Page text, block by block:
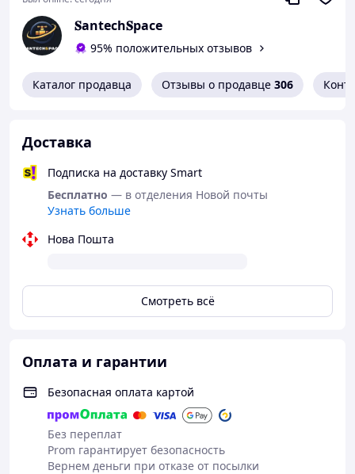
𝐒antech𝐒pace
95% положительных отзывов
Каталог продавца Отзывы о продавце 306
Доставка
Подписка на доставку Smart
Бесплатно — в отделения Новой почты
Узнать больше
Нова Пошта
Смотреть всё
Оплата и гарантии
Безопасная оплата картой
Без переплат
Prom гарантирует безопасность
Вернем деньги при отказе от посылки